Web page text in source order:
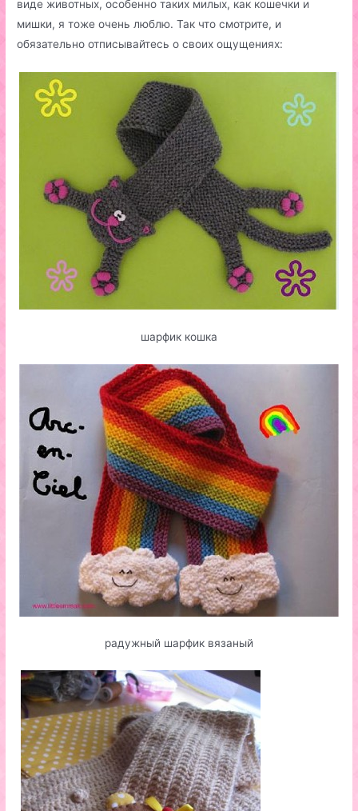
виде животных, особенно таких милых, как кошечки и
мишки, я тоже очень люблю. Так что смотрите, и
обязательно отписывайтесь о своих ощущениях:
шарфик кошка
радужный шарфик вязаный